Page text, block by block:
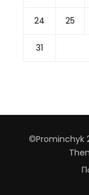
24 25
31
©Prominchyk